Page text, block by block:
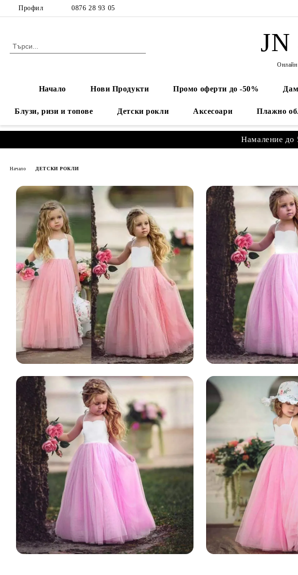
Профил 0876 28 93 05
JN
Онлайн
Начало Нови Продукти Промо оферти до -50%
Блузи, ризи и топове Детски рокли Аксесоари Плажно
Намаление до
Начало ДЕТСКИ РОКЛИ